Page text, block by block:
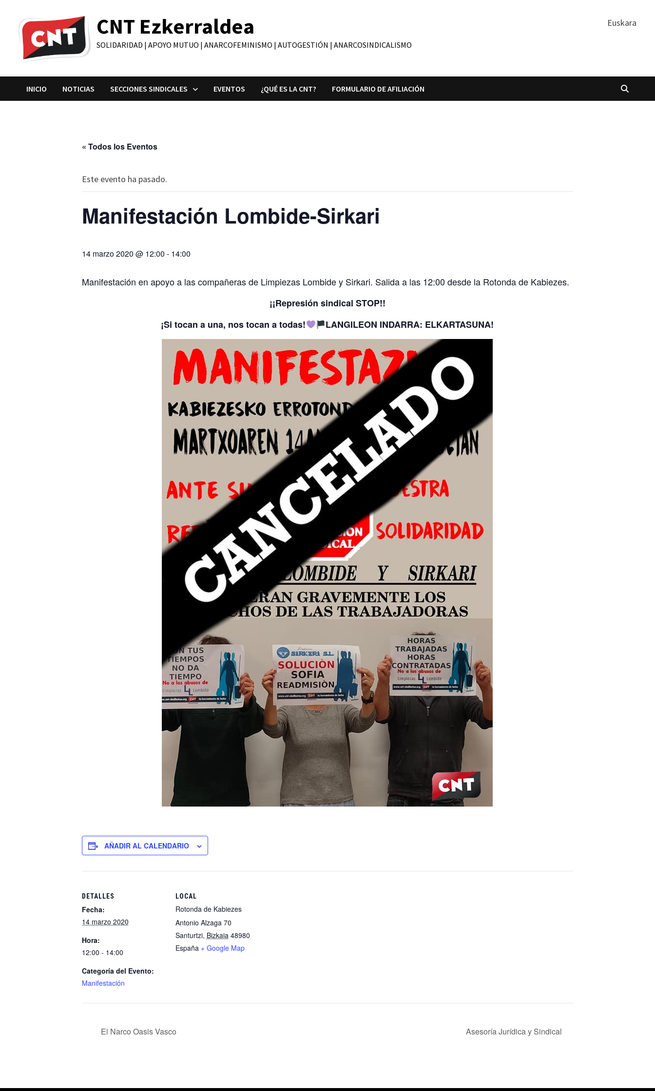
contenido
CNT Ezkerraldea
SOLIDARIDAD | APOYO MUTUO | ANARCOFEMINISMO | AUTOGESTIÓN | ANARCOSINDICALISMO
Euskara
INICIO NOTICIAS SECCIONES SINDICALES EVENTOS ¿QUÉ ES LA CNT? FORMULARIO DE AFILIACIÓN
« Todos los Eventos
Este evento ha pasado.
Manifestación Lombide-Sirkari
14 marzo 2020 @ 12:00 - 14:00
Manifestación en apoyo a las compañeras de Limpiezas Lombide y Sirkari. Salida a las 12:00 desde la Rotonda de Kabiezes.
¡¡Represión sindical STOP!!
¡Si tocan a una, nos tocan a todas!
LANGILEON INDARRA: ELKARTASUNA!
AÑADIR AL CALENDARIO
DETALLES
Fecha:
14 marzo 2020
Hora:
12:00 - 14:00
Categoría del Evento:
Manifestación
LOCAL
Rotonda de Kabiezes
Antonio Alzaga 70
Santurtzi, Bizkaia 48980
España + Google Map
El Narco Oasis Vasco Asesoría Jurídica y Sindical